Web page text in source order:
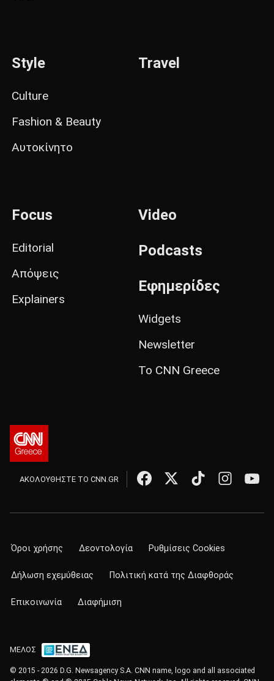
Style
Culture
Fashion & Beauty
Αυτοκίνητο
Travel
Focus
Editorial
Απόψεις
Explainers
Video
Podcasts
Εφημερίδες
Widgets
Newsletter
Το CNN Greece
ΑΚΟΛΟΥΘΗΣΤΕ ΤΟ CNN.GR
Όροι χρήσης Δεοντολογία Ρυθμίσεις Cookies
Δήλωση εχεμύθειας Πολιτική κατά της Διαφθοράς
Επικοινωνία Διαφήμιση
ΜΕΛΟΣ
© 2015 - 2026 D.G. Newsagency S.A. CNN name, logo and all associated